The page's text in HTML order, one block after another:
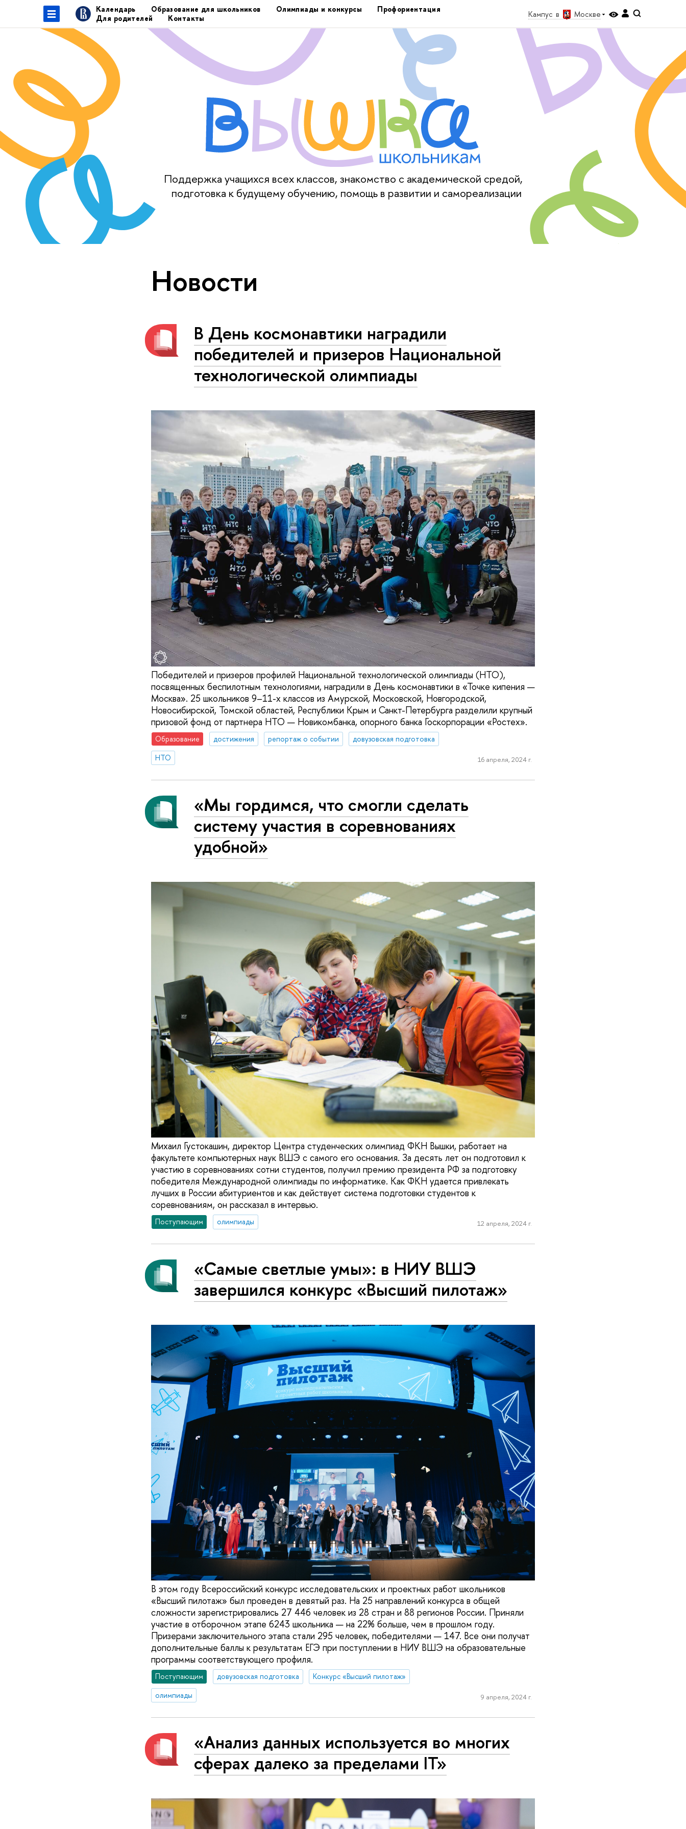
Календарь Образование для школьников Олимпиады и конкурсы
Профориентация
Для родителей
Контакты Кампус в Москве
Поддержка учащихся всех классов, знакомство с академической средой,
подготовка к будущему обучению, помощь в развитии и самореализации
Новости
В День космонавтики наградили
победителей и призеров Национальной
технологической олимпиады
Победителей и призеров профилей Национальной технологической олимпиады (НТО),
посвященных беспилотным технологиями, наградили в День космонавтики в «Точке кипения —
Москва». 25 школьников 9–11-х классов из Амурской, Московской, Новгородской,
Новосибирской, Томской областей, Республики Крым и Санкт-Петербурга разделили крупный
призовой фонд от партнера НТО — Новикомбанка, опорного банка Госкорпорации «Ростех».
Образование достижения репортаж о событии
довузовская подготовка
НТО
16 апреля, 2024 г.
«Мы гордимся, что смогли сделать
систему участия в соревнованиях
удобной»
Михаил Густокашин, директор Центра студенческих олимпиад ФКН Вышки, работает на
факультете компьютерных наук ВШЭ с самого его основания. За десять лет он подготовил к
участию в соревнованиях сотни студентов, получил премию президента РФ за подготовку
победителя Международной олимпиады по информатике. Как ФКН удается привлекать
лучших в России абитуриентов и как действует система подготовки студентов к
соревнованиям, он рассказал в интервью.
Поступающим олимпиады 12 апреля, 2024 г.
«Самые светлые умы»: в НИУ ВШЭ
завершился конкурс «Высший пилотаж»
В этом году Всероссийский конкурс исследовательских и проектных работ школьников
«Высший пилотаж» был проведен в девятый раз. На 25 направлений конкурса в общей
сложности зарегистрировались 27 446 человек из 28 стран и 88 регионов России. Приняли
участие в отборочном этапе 6243 школьника — на 22% больше, чем в прошлом году.
Призерами заключительного этапа стали 295 человек, победителями — 147. Все они получат
дополнительные баллы к результатам ЕГЭ при поступлении в НИУ ВШЭ на образовательные
программы соответствующего профиля.
Поступающим довузовская подготовка
Конкурс «Высший пилотаж»
олимпиады
9 апреля, 2024 г.
«Анализ данных используется во многих
сферах далеко за пределами IT»